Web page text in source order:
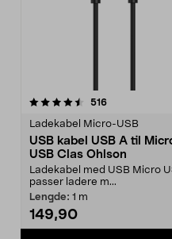
516anmeldelser
Ladekabel Micro-USB
USB kabel USB A til
USB Clas Ohlson
Ladekabel med USB Micro
passer ladere m...
Lengde: 1 m
149,90
4.5 av 5 stjerner